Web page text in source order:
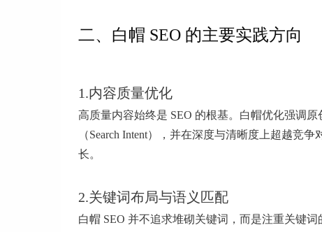
二、白帽 SEO 的主要实践方向
1.内容质量优化
高质量内容始终是 SEO 的根基。白帽优化强调
（Search Intent），并在深度与清晰度上超越竞
长。
2.关键词布局与语义匹配
白帽 SEO 并不追求堆砌关键词，而是注重关键